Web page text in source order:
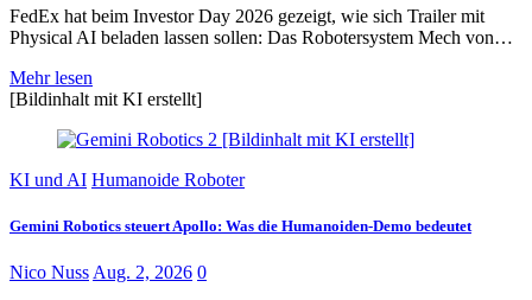
FedEx hat beim Investor Day 2026 gezeigt, wie sich Trailer mit
Physical AI beladen lassen sollen: Das Robotersystem Mech von…
Mehr lesen
[Bildinhalt mit KI erstellt]
KI und AI Humanoide Roboter
Gemini Robotics steuert Apollo: Was die Humanoiden-Demo bedeutet
Nico Nuss Aug. 2, 2026 0